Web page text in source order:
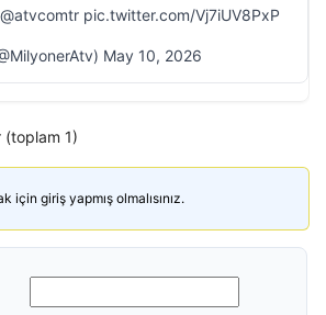
@atvcomtr pic.twitter.com/Vj7iUV8PxP
May 10, 2026
(toplam 1)
için giriş yapmış olmalısınız.